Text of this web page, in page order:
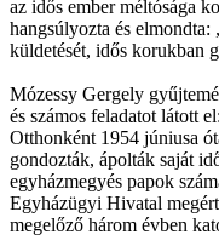
az idős ember méltósága
hangsúlyozta és elmondta:
küldetését, idős korukban
Mózessy Gergely
és számos feladatot látott
Otthonként 1954 júniusa
gondozták, ápolták saját
egyházmegyés papok
Egyházügyi Hivatal
megelőző három évben